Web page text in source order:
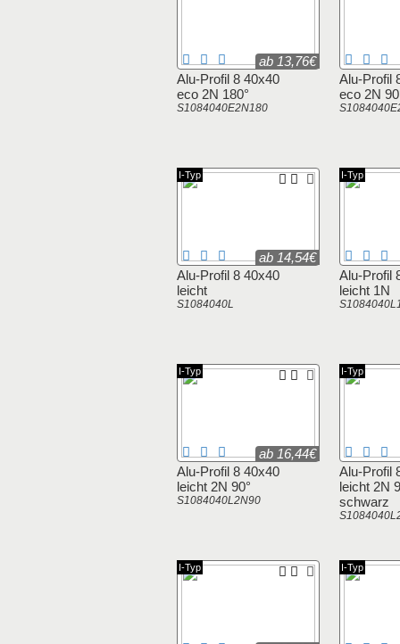
Alu-Profil 8 40x40
eco 2N 180°
S1084040E2N180
ab 13,76€
Alu-Profil
eco 2N
Alu-Profil 8 40x40
leicht
S1084040L
ab 14,54€
I-Typ
Alu-Profil
leicht 1N
I-Typ
Alu-Profil 8 40x40
leicht 2N 90°
S1084040L2N90
ab 16,44€
I-Typ
Alu-Profil
leicht 2N
schwarz
I-Typ
I-Typ I-Typ